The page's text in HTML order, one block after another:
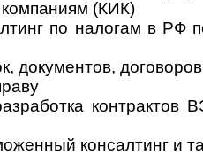
(КИК)
по налогам в РФ
документов,
консал­тинг и